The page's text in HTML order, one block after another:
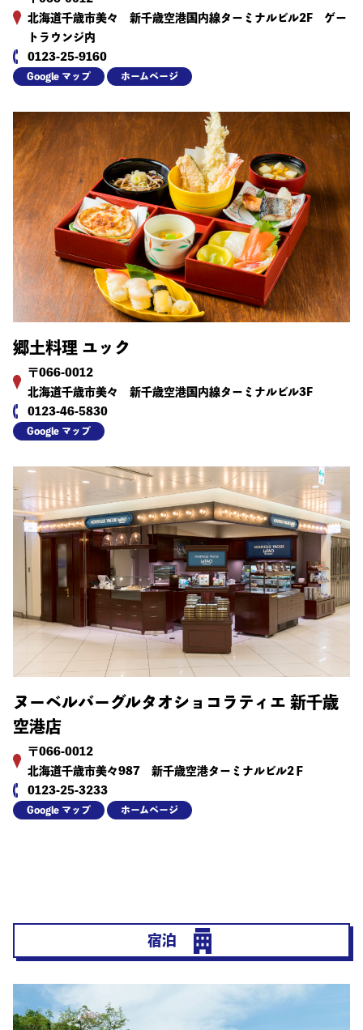
北海道千歳市美々 新千歳空港国内線ターミナルビル2F ゲー
トラウンジ内
0123-25-9160
Google マップ ホームページ
郷土料理 ユック
〒066-0012
北海道千歳市美々 新千歳空港国内線ターミナルビル3F
0123-46-5830
Google マップ
ヌーベルバーグルタオショコラティエ 新千歳
空港店
〒066-0012
北海道千歳市美々987 新千歳空港ターミナルビル2Ｆ
0123-25-3233
Google マップ ホームページ
宿泊